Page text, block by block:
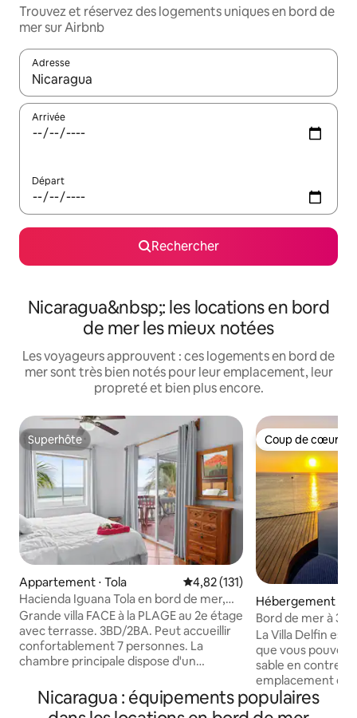
Trouvez et réservez des logements uniques en bord de
mer sur Airbnb
Adresse
Lorsque les résultats s'affichent, utilisez les flèches vers le
Arrivée
Départ
Rechercher
Nicaragua&nbsp;: les locations en bord
de mer les mieux notées
Les voyageurs approuvent : ces logements en bord de
mer sont très bien notés pour leur emplacement, leur
propreté et bien plus encore.
Superhôte
Superhôte
Appartement ⋅ Tola Évaluation moyenne sur la
4,82 (131)
Hacienda Iguana Tola en bord de mer,
3 chambres
Grande villa FACE à la PLAGE au 2e étage
avec terrasse. 3BD/2BA. Peut accueillir
confortablement 7 personnes. La
chambre principale dispose d'un
bain privée. La deuxième chambre
dispose de deux lits jumeaux et la
Coup de cœur
Coup de cœur
Hébergement ⋅
as
Bord de mer à 30
débordement -
La Villa Delfin est
que vous pouvez
sable en
emplacement en
espace piscine
avec une vue à
Nicaragua : équipements populaires